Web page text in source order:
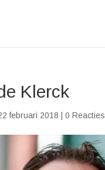
Klerck
februari 2018 0 Reacties